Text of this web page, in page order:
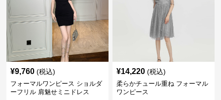
¥9,760 (税込)
フォーマルワンピース ショルダ
ーフリル 肩魅せミニドレス
¥14,220 (税込)
柔らかチュール重ね フォーマル
ワンピース